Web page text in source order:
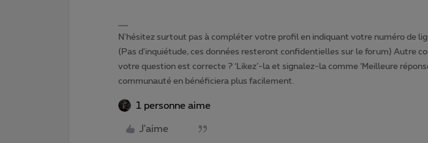
N'hésitez surtout pas à compléter votre profil en indiquant votre numéro de
(Pas d'inquiétude, ces données resteront confidentielles sur le forum) Autre
votre question est correcte ? ‘Likez’-la et signalez-la comme ‘Meilleure
communauté en bénéficiera plus facilement.
1 personne aime
J'aime